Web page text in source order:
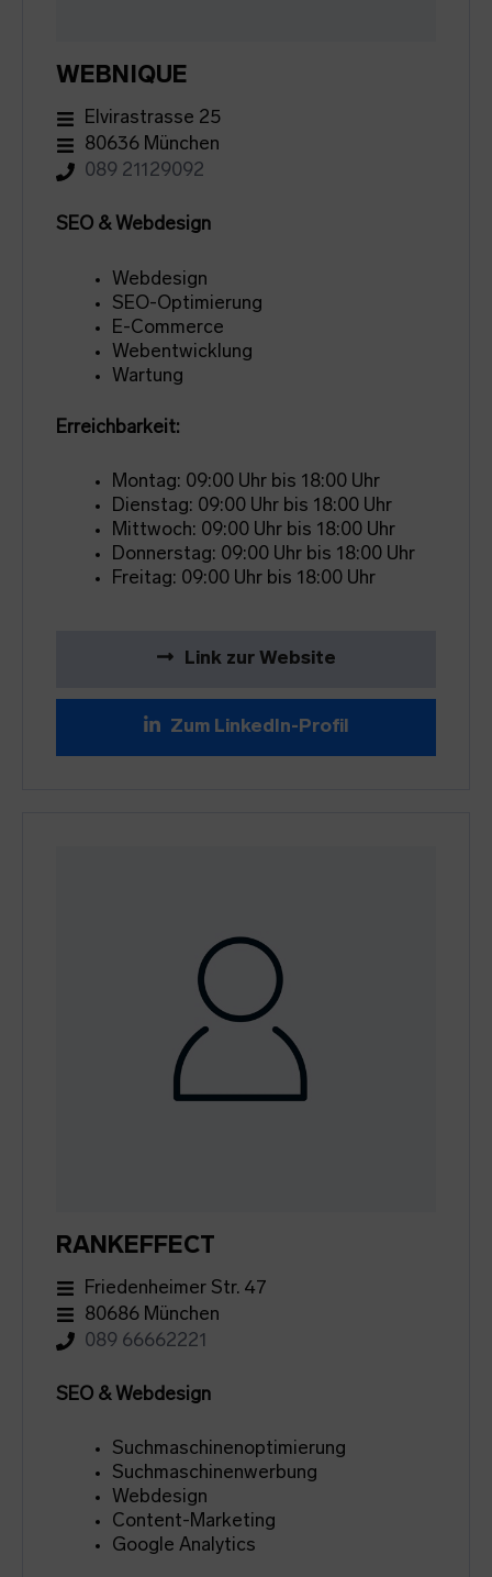
WEBNIQUE
Elvirastrasse 25
80636 München
089 21129092
SEO & Webdesign
Webdesign
SEO-Optimierung
E-Commerce
Webentwicklung
Wartung
Erreichbarkeit:
Montag: 09:00 Uhr bis 18:00 Uhr
Dienstag: 09:00 Uhr bis 18:00 Uhr
Mittwoch: 09:00 Uhr bis 18:00 Uhr
Donnerstag: 09:00 Uhr bis 18:00 Uhr
Freitag: 09:00 Uhr bis 18:00 Uhr
Link zur Website
Zum LinkedIn-Profil
RANKEFFECT
Friedenheimer Str. 47
80686 München
089 66662221
SEO & Webdesign
Suchmaschinenoptimierung
Suchmaschinenwerbung
Webdesign
Content-Marketing
Google Analytics